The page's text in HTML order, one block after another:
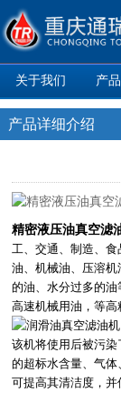
关于我们 产
产品详细介绍
精密液压油真空滤
工、交通、制造、
油、机械油、压溶
的油、水分过多的油
高速机械用油，等高
该机将使用后被污
的超标水含量、气
可提高其清洁度，